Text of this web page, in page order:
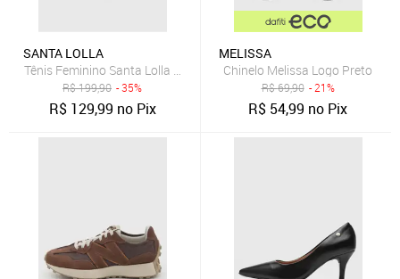
SANTA LOLLA
Tênis Feminino Santa Lolla Cadarço Branco
R$199,90 - 35%
R$ 129,99 no Pix
MELISSA
Chinelo Melissa Logo Preto
R$69,90 - 21%
R$ 54,99 no Pix